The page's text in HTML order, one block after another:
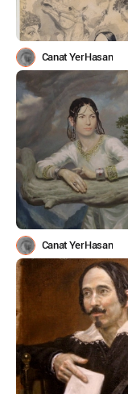
Canat YerHasan
Canat YerHasan